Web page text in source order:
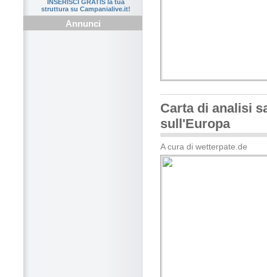
INSERISCI GRATIS la tua
struttura su Campanialive.it!
Annunci
Carta di analisi
sull'Europa
A cura di wetterpate.de